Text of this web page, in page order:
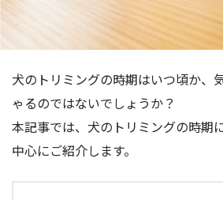
犬のトリミングの時期はいつ頃か、
ゃるのではないでしょうか？
本記事では、犬のトリミングの時期
中心にご紹介します。